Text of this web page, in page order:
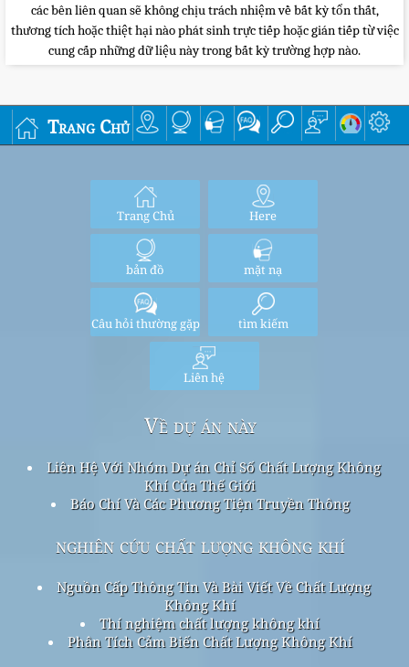
các bên liên quan sẽ không chịu trách nhiệm về bất kỳ tổn thất,
thương tích hoặc thiệt hại nào phát sinh trực tiếp hoặc gián tiếp từ việc
cung cấp những dữ liệu này trong bất kỳ trường hợp nào.
Trang Chủ
Trang Chủ Here
bản đồ mặt nạ
Câu hỏi thường gặp tìm kiếm
Liên hệ
Về dự án này
Liên Hệ Với Nhóm Dự án Chỉ Số Chất Lượng Không
Khí Của Thế Giới
Báo Chí Và Các Phương Tiện Truyền Thông
nghiên cứu chất lượng không khí
Nguồn Cấp Thông Tin Và Bài Viết Về Chất Lượng
Không Khí
Thí nghiệm chất lượng không khí
Phân Tích Cảm Biến Chất Lượng Không Khí